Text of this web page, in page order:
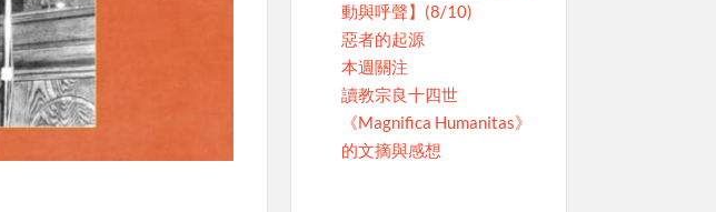
動與呼聲】(8/10)
惡者的起源
本週關注
讀教宗良十四世
《Magnifica Humanitas》
的文摘與感想